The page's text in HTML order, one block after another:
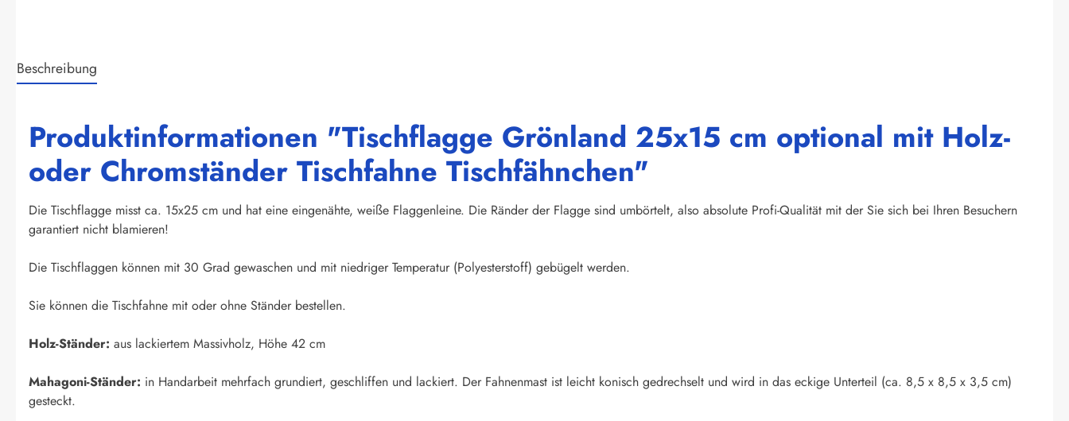
Beschreibung
Produktinformationen "Tischflagge Grönland 25x15 cm optional mit Holz-
oder Chromständer Tischfahne Tischfähnchen"
Die Tischflagge misst ca. 15x25 cm und hat eine eingenähte, weiße Flaggenleine. Die Ränder der Flagge sind umbörtelt, also absolute Profi-Qualität mit der Sie sich bei Ihren Besuchern
garantiert nicht blamieren!
Die Tischflaggen können mit 30 Grad gewaschen und mit niedriger Temperatur (Polyesterstoff) gebügelt werden.
Sie können die Tischfahne mit oder ohne Ständer bestellen.
Holz-Ständer: aus lackiertem Massivholz, Höhe 42 cm
Mahagoni-Ständer: in Handarbeit mehrfach grundiert, geschliffen und lackiert. Der Fahnenmast ist leicht konisch gedrechselt und wird in das eckige Unterteil (ca. 8,5 x 8,5 x 3,5 cm)
gesteckt.